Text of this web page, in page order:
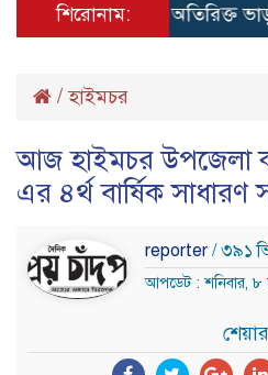
শিরোনাম:লঞ্চে অতিরিক্ত ভাড়া,
/হাইমচর
আজ হাইমচর উপজেলা
এর ৪র্থ বার্ষিক
reporter / ৩৯১
আপডেট : শনিবার, ৮
শেয়ার